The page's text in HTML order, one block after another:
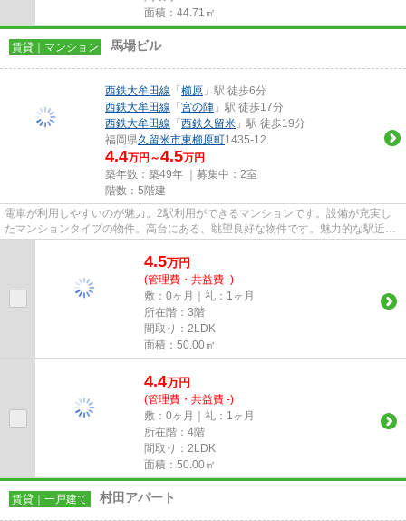
面積：44.71㎡
賃貸｜マンション 馬場ビル
西鉄大牟田線 「櫛原 」駅 徒歩6分
西鉄大牟田線 「宮の陣 」駅 徒歩17分
西鉄大牟田線 「西鉄久留米 」駅 徒歩19分
福岡県久留米市東櫛原町1435-12
4.4万円～4.5万円
築年数：築49年 ｜募集中： 2室
階数：5階建
電車が利用しやすいのが魅力。2駅利用ができるマンションです。設備が充実し
たマンションタイプの物件。高台にある、眺望良好な物件です。魅力的な駅近の
物件となっており、駅まで徒歩...
4.5万円
(管理費・共益費 -)
敷：0ヶ月｜礼：1ヶ月
所在階：3階
間取り：2LDK
面積：50.00㎡
4.4万円
(管理費・共益費 -)
敷：0ヶ月｜礼：1ヶ月
所在階：4階
間取り：2LDK
面積：50.00㎡
賃貸｜一戸建て 村田アパート